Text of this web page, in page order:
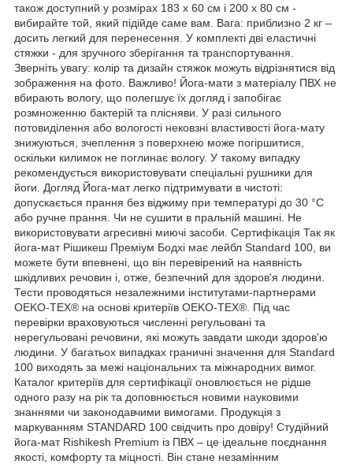
також доступний у розмірах 183 x 60 см і 200 x 80 см -
вибирайте той, який підійде саме вам. Вага: приблизно 2 кг –
досить легкий для перенесення. У комплекті дві еластичні
стяжки - для зручного зберігання та транспортування.
Зверніть увагу: колір та дизайн стяжок можуть відрізнятися від
зображення на фото. Важливо! Йога-мати з матеріалу ПВХ не
вбирають вологу, що полегшує їх догляд і запобігає
розмноженню бактерій та плісняви. У разі сильного
потовиділення або вологості нековзні властивості йога-мату
знижуються, зчеплення з поверхнею може погіршитися,
оскільки килимок не поглинає вологу. У такому випадку
рекомендується використовувати спеціальні рушники для
йоги. Догляд Йога-мат легко підтримувати в чистоті:
допускається прання без віджиму при температурі до 30 °C
або ручне прання. Чи не сушити в пральній машині. Не
використовувати агресивні миючі засоби. Сертифікація Так як
йога-мат Рішикеш Преміум Бодхі має лейбл Standard 100, ви
можете бути впевнені, що він перевірений на наявність
шкідливих речовин і, отже, безпечний для здоров'я людини.
Тести проводяться незалежними інститутами-партнерами
OEKO-TEX® на основі критеріїв OEKO-TEX®. Під час
перевірки враховуються численні регульовані та
нерегульовані речовини, які можуть завдати шкоди здоров'ю
людини. У багатьох випадках граничні значення для Standard
100 виходять за межі національних та міжнародних вимог.
Каталог критеріїв для сертифікації оновлюється не рідше
одного разу на рік та доповнюється новими науковими
знаннями чи законодавчими вимогами. Продукція з
маркуванням STANDARD 100 свідчить про довіру! Студійний
йога-мат Rishikesh Premium із ПВХ – це ідеальне поєднання
якості, комфорту та міцності. Він стане незамінним